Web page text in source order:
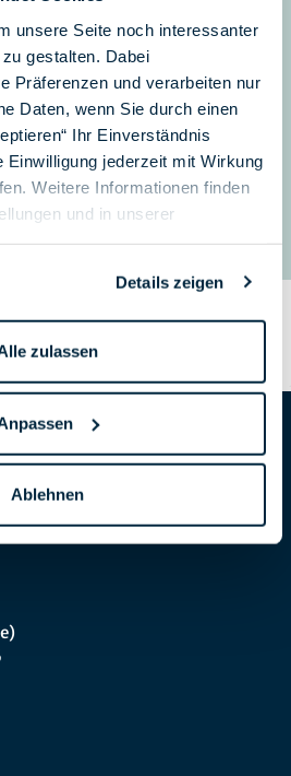
unsere Seite noch interessanter
gestalten. Dabei
Präferenzen und verarbeiten nur
Daten, wenn Sie durch einen
Ihr Einverständnis
Einwilligung jederzeit mit Wirkung
Weitere Informationen finden
und in unserer
Details zeigen
zulassen
Ablehnen